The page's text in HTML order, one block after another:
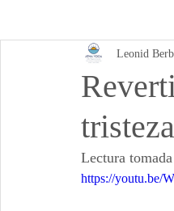
Leonid
Lectura
https://youtu.be/